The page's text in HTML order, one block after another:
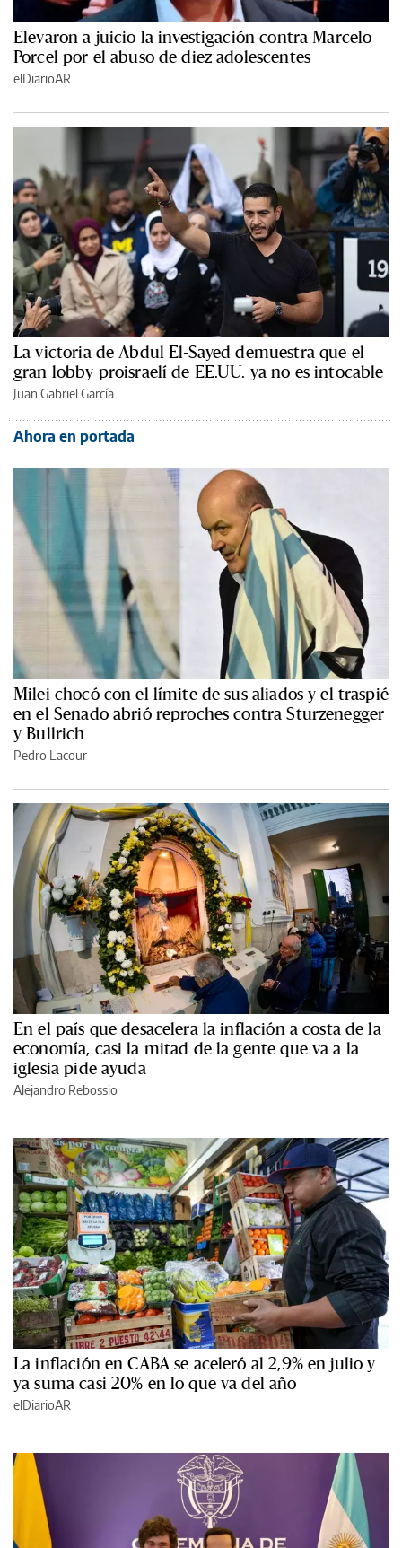
Elevaron a juicio la investigación contra Marcelo
Porcel por el abuso de diez adolescentes
elDiarioAR
La victoria de Abdul El-Sayed demuestra que el
gran lobby proisraelí de EE.UU. ya no es intocable
Juan Gabriel García
Ahora en portada
Milei chocó con el límite de sus aliados y el traspié
en el Senado abrió reproches contra Sturzenegger
y Bullrich
Pedro Lacour
En el país que desacelera la inflación a costa de la
economía, casi la mitad de la gente que va a la
iglesia pide ayuda
Alejandro Rebossio
La inflación en CABA se aceleró al 2,9% en julio y
ya suma casi 20% en lo que va del año
elDiarioAR